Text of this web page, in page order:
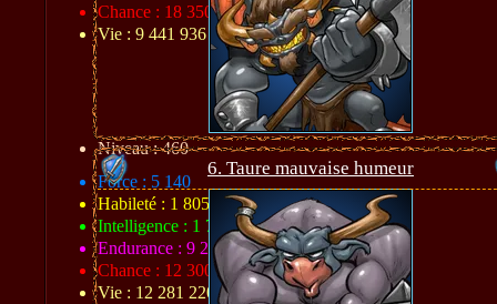
Chance : 18 350
Vie : 9 441 936
Niveau : 460
Force : 5 140
Habileté : 1 805
Intelligence : 1 780
Endurance : 9 234
Chance : 12 300
Vie : 12 281 220
6. Taure mauvaise humeur